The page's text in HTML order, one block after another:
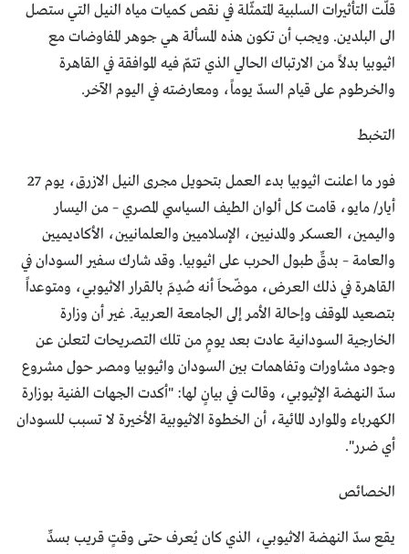
قلّت التأثيرات السلبية المتمثّلة في نقص كميات مياه النيل التي ستصل
الى البلدين. ويجب أن تكون هذه المسألة هي جوهر المفاوضات مع
اثيوبيا بدلاً من الارتباك الحالي الذي تتمّ فيه الموافقة في القاهرة
والخرطوم على قيام السدّ يوماً، ومعارضته في اليوم الآخر.
التخبط
فور ما اعلنت اثيوبيا بدء العمل بتحويل مجرى النيل الازرق، يوم 27
أيار/ مايو، قامت كل ألوان الطيف السياسي المصري – من اليسار
واليمين، العسكر والمدنيين، الإسلاميين والعلمانيين، الأكاديميين
والعامة – بدقِّ طبول الحرب على اثيوبيا. وقد شارك سفير السودان في
القاهرة في ذلك العرض، موضّحاَ أنه صُدِمَ بالقرار الاثيوبي، ومتوعداً
بتصعيد الموقف وإحالة الأمر إلى الجامعة العربية. غير أن وزارة
الخارجية السودانية عادت بعد يومٍ من تلك التصريحات لتعلن عن
وجود مشاورات وتفاهمات بين السودان واثيوبيا ومصر حول مشروع
سدّ النهضة الإثيوبي، وقالت في بيانٍ لها: "أكدت الجهات الفنية بوزارة
الكهرباء والموارد المائية، أن الخطوة الاثيوبية الأخيرة لا تسبب للسودان
أي ضرر".
الخصائص
يقع سدّ النهضة الاثيوبي، الذي كان يُعرف حتى وقتٍ قريب بسدِّ